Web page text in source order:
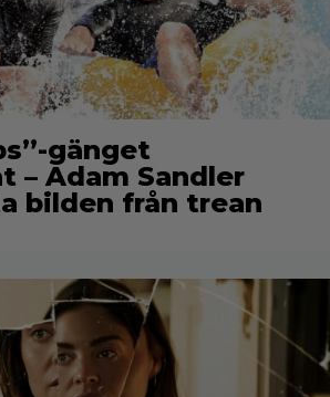
gänget
– Adam Sandler
bilden från trean